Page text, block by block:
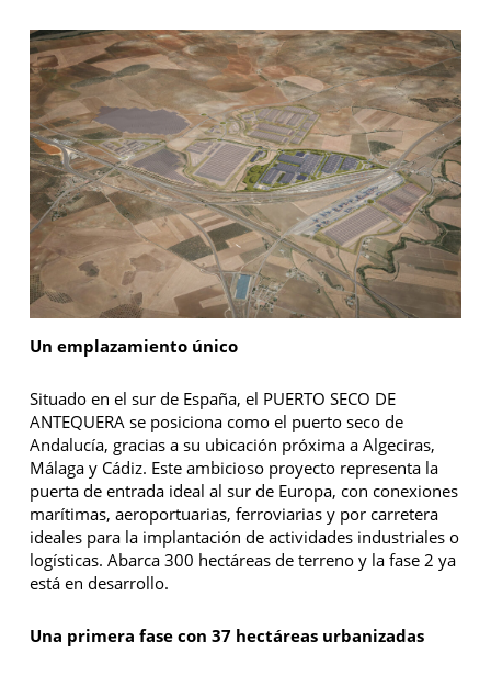
Un emplazamiento único
Situado en el sur de España, el PUERTO SECO DE
ANTEQUERA se posiciona como el puerto seco de
Andalucía, gracias a su ubicación próxima a Algeciras,
Málaga y Cádiz. Este ambicioso proyecto representa la
puerta de entrada ideal al sur de Europa, con conexiones
marítimas, aeroportuarias, ferroviarias y por carretera
ideales para la implantación de actividades industriales o
logísticas. Abarca 300 hectáreas de terreno y la fase 2 ya
está en desarrollo.
Una primera fase con 37 hectáreas urbanizadas